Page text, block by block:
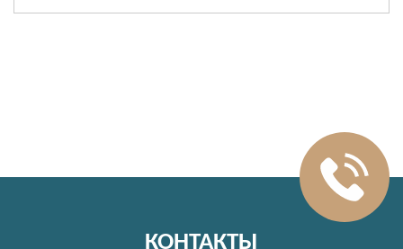
КОНТАКТЫ